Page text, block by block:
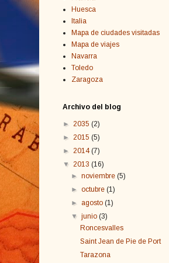
Huesca
Italia
Mapa de ciudades visitadas
Mapa de viajes
Navarra
Toledo
Zaragoza
Archivo del blog
► 2035 (2)
► 2015 (5)
► 2014 (7)
▼ 2013 (16)
►noviembre (5)
►octubre (1)
► agosto (1)
▼junio (3)
Roncesvalles
Saint Jean de Pie de Port
Tarazona